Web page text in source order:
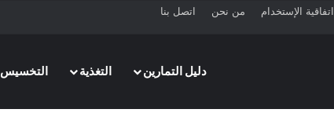
اتفاقية الإستخدام من نحن اتصل بنا
دليل التمارين
التغذية التخسيس